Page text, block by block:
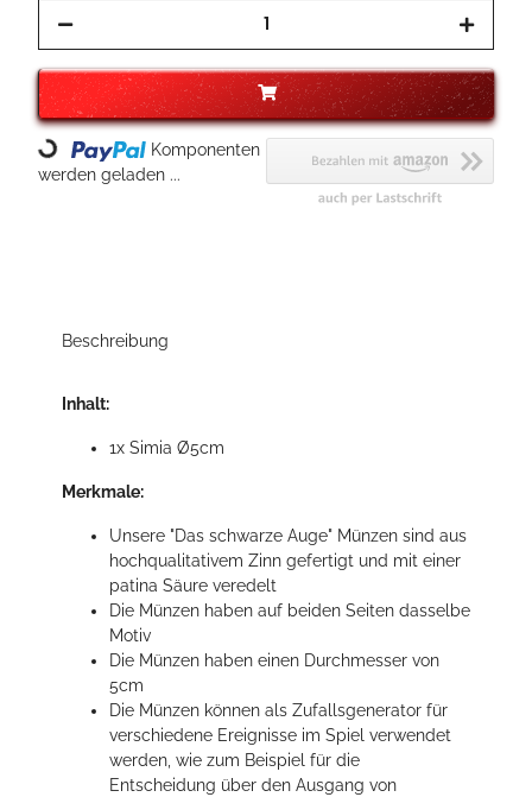
Loading...
Komponenten
werden geladen ...
Beschreibung
Inhalt:
1x Simia Ø5cm
Merkmale:
Unsere "Das schwarze Auge" Münzen sind aus
hochqualitativem Zinn gefertigt und mit einer
patina Säure veredelt
Die Münzen haben auf beiden Seiten dasselbe
Motiv
Die Münzen haben einen Durchmesser von
5cm
Die Münzen können als Zufallsgenerator für
verschiedene Ereignisse im Spiel verwendet
werden, wie zum Beispiel für die
Entscheidung über den Ausgang von